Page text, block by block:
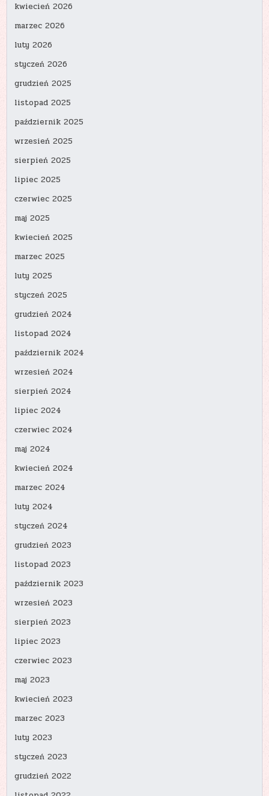
kwiecień 2026
marzec 2026
luty 2026
styczeń 2026
grudzień 2025
listopad 2025
październik 2025
wrzesień 2025
sierpień 2025
lipiec 2025
czerwiec 2025
maj 2025
kwiecień 2025
marzec 2025
luty 2025
styczeń 2025
grudzień 2024
listopad 2024
październik 2024
wrzesień 2024
sierpień 2024
lipiec 2024
czerwiec 2024
maj 2024
kwiecień 2024
marzec 2024
luty 2024
styczeń 2024
grudzień 2023
listopad 2023
październik 2023
wrzesień 2023
sierpień 2023
lipiec 2023
czerwiec 2023
maj 2023
kwiecień 2023
marzec 2023
luty 2023
styczeń 2023
grudzień 2022